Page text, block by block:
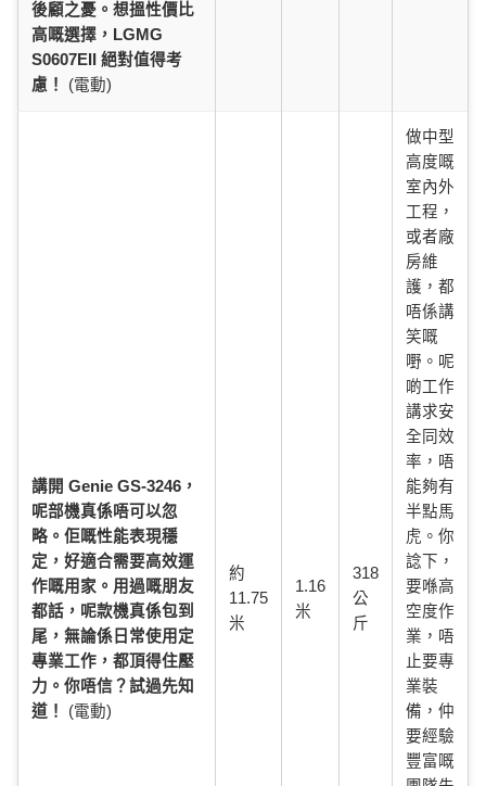
後顧之憂。想搵性價比
高嘅選擇，LGMG
S0607EII 絕對值得考
慮！
(電動)
講開 Genie GS-3246，
呢部機真係唔可以忽
略。佢嘅性能表現穩
定，好適合需要高效運
作嘅用家。用過嘅朋友
都話，呢款機真係包到
尾，無論係日常使用定
專業工作，都頂得住壓
力。你唔信？試過先知
道！
(電動)
約
11.75
米
1.16
米
318
公
斤
做中型
高度嘅
室內外
工程，
或者廠
房維
護，都
唔係講
笑嘅
嘢。呢
啲工作
講求安
全同效
率，唔
能夠有
半點馬
虎。你
諗下，
要喺高
空度作
業，唔
止要專
業裝
備，仲
要經驗
豐富嘅